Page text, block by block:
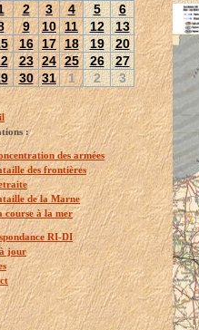
2 3 4 5
6
9 10 11 12
13
16 17 18 19
20
23 24 25 26
27
30 31 1 2 3
:
des armées
des frontières
de la Marne
course à la mer
RI-DI
jour